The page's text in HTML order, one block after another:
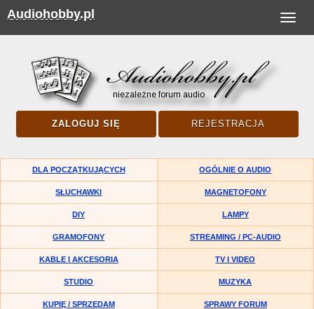
Toggle
Audiohobby.pl
ZALOGUJ SIĘ REJESTRACJA
DLA POCZĄTKUJĄCYCH OGÓLNIE O AUDIO
SŁUCHAWKI MAGNETOFONY
DIY LAMPY
GRAMOFONY STREAMING / PC-AUDIO
KABLE I AKCESORIA TV I VIDEO
STUDIO MUZYKA
KUPIĘ / SPRZEDAM SPRAWY FORUM